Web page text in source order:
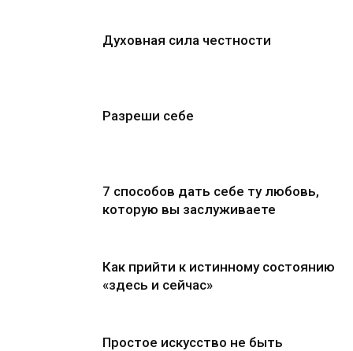
Духовная сила честности
Разреши себе
7 способов дать себе ту любовь,
которую вы заслуживаете
Как прийти к истинному состоянию
«здесь и сейчас»
Простое искусство не быть